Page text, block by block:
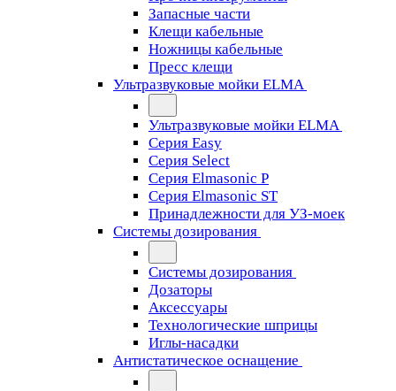
Запасные части
Клещи кабельные
Ножницы кабельные
Пресс клещи
Ультразвуковые мойки ELMA
Ультразвуковые мойки ELMA
Серия Easy
Серия Select
Серия Elmasonic P
Серия Elmasonic ST
Принадлежности для УЗ-моек
Системы дозирования
Системы дозирования
Дозаторы
Аксессуары
Технологические шприцы
Иглы-насадки
Антистатическое оснащение